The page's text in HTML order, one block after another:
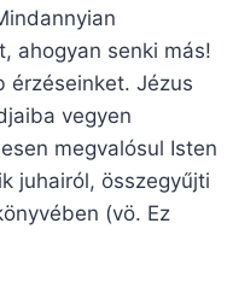
ahogyan senki más!
érzéseinket. Jézus
vegyen
megvalósul Isten
juhairól, összegyűjti
(vö. Ez